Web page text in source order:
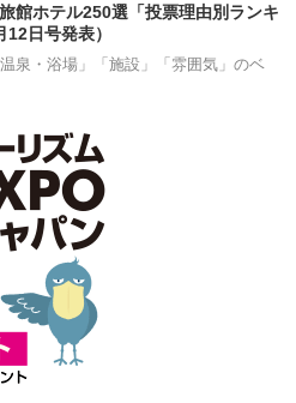
館ホテル250選「投票理由別ランキ
日号発表）
泉・浴場」「施設」「雰囲気」のベ